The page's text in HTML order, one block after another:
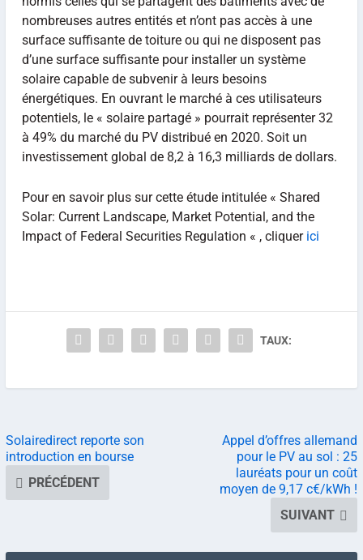
nombreuses autres entités et n’ont pas accès à une
surface suffisante de toiture ou qui ne disposent pas
d’une surface suffisante pour installer un système
solaire capable de subvenir à leurs besoins
énergétiques. En ouvrant le marché à ces utilisateurs
potentiels, le « solaire partagé » pourrait représenter 32
à 49% du marché du PV distribué en 2020. Soit un
investissement global de 8,2 à 16,3 milliards de dollars.
Pour en savoir plus sur cette étude intitulée « Shared
Solar: Current Landscape, Market Potential, and the
Impact of Federal Securities Regulation « , cliquer ici
TAUX:
Solairedirect reporte son
introduction en bourse
PRÉCÉDENT
Appel d’offres allemand
pour le PV au sol : 25
lauréats pour un coût
moyen de 9,17 c€/kWh !
SUIVANT